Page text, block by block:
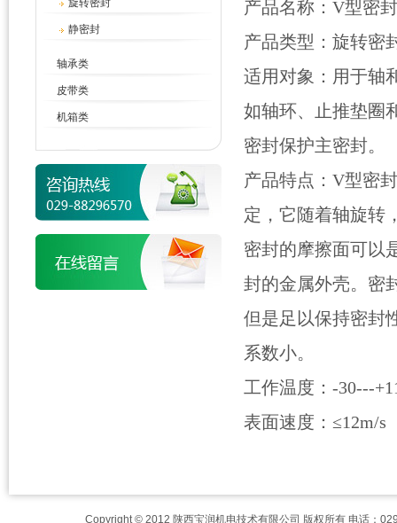
旋转密封
静密封
轴承类
皮带类
机箱类
产品名称：V
产品类型：旋转密
适用对象：用于轴
如轴环、止推垫圈
密封保护主密封。
产品特点：V型密
定，它随着轴旋转
密封的摩擦面可以
封的金属外壳。密
但是足以保持密封
系数小。
工作温度：-30---
表面速度：≤12m/s
Copyright © 2012 陕西宝润机电技术有限公司 版权所有 电话：